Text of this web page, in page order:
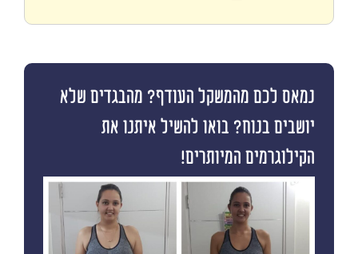
נמאס לכם מהמשקל העודף? מהבגדים שלא
יושבים בנוח? בואו להשיל איתנו את
הקילוגרמים המיותרים!